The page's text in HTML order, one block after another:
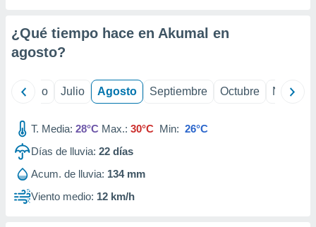
e
de
¿Qué tiempo hace en Akumal en
agosto?
Junio Julio Agosto Septiembre Octubre
T. Media: 28°C Max.: 30°C Min: 26°C
Días de lluvia: 22 días
Acum. de lluvia: 134 mm
Viento medio: 12 km/h